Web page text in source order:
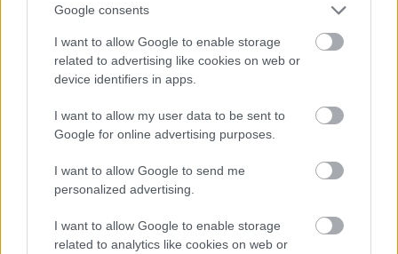
Google consents
I want to allow Google to enable storage
related to advertising like cookies on web or
device identifiers in apps.
I want to allow my user data to be sent to
Google for online advertising purposes.
I want to allow Google to send me
personalized advertising.
I want to allow Google to enable storage
related to analytics like cookies on web or
rojiblanco está atravesando un bache goleador y no marca
Por su parte, Vitor Roque sigue devaluándose y tras perder
1,1 millones en los últimos días se sitúa con un valor de
mercado inferior a los 10 millones (8,8). El joven delantero
brasileño no está cumpliendo con las expectativas y ha
llegó al conjunto azulgrana, en los que ha sumado 16
Javi Galán y Lewandowski fueron los otros dos futbolistas
que bajaron su cotización en el mercado Comunio en más